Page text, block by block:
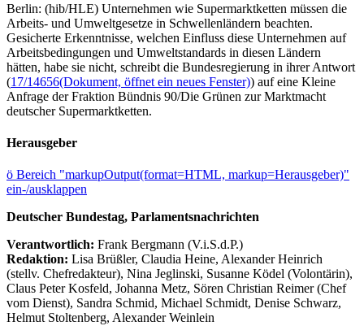
Berlin: (hib/HLE) Unternehmen wie Supermarktketten müssen die
Arbeits- und Umweltgesetze in Schwellenländern beachten.
Gesicherte Erkenntnisse, welchen Einfluss diese Unternehmen auf
Arbeitsbedingungen und Umweltstandards in diesen Ländern
hätten, habe sie nicht, schreibt die Bundesregierung in ihrer Antwort
(17/14656(Dokument, öffnet ein neues Fenster)) auf eine Kleine
Anfrage der Fraktion Bündnis 90/Die Grünen zur Marktmacht
deutscher Supermarktketten.
Herausgeber
ö Bereich "markupOutput(format=HTML, markup=Herausgeber)"
ein-/ausklappen
Deutscher Bundestag, Parlamentsnachrichten
Verantwortlich: Frank Bergmann (V.i.S.d.P.)
Redaktion: Lisa Brüßler, Claudia Heine, Alexander Heinrich
(stellv. Chefredakteur), Nina Jeglinski, Susanne Ködel (Volontärin),
Claus Peter Kosfeld, Johanna Metz, Sören Christian Reimer (Chef
vom Dienst), Sandra Schmid, Michael Schmidt, Denise Schwarz,
Helmut Stoltenberg, Alexander Weinlein